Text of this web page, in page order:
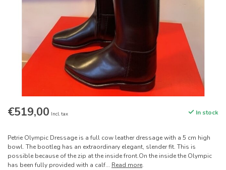
€519,00 Incl. tax In stock
Petrie Olympic Dressage is a full cow leather dressage with a 5 cm high
bowl. The bootleg has an extraordinary elegant, slender fit. This is
possible because of the zip at the inside front.On the inside the Olympic
has been fully provided with a calf... Read more.